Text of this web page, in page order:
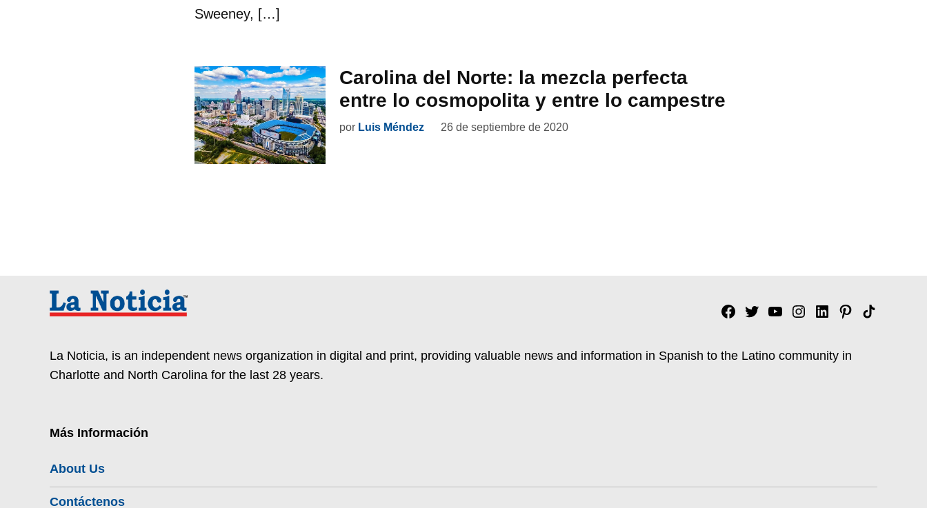
Sweeney, […]
Carolina del Norte: la mezcla perfecta
entre lo cosmopolita y entre lo campestre
por Luis Méndez 26 de septiembre de 2020
Facebook
TwitterYouTubeInstagram
Linkedin
Pinterest
Tik
La Noticia, is an independent news organization in digital and print, providing valuable news and information in Spanish to the Latino community in
Charlotte and North Carolina for the last 28 years.
Más Información
About Us
Contáctenos